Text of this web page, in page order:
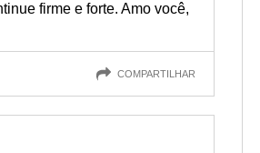
firme e forte. Amo você,
COMPARTILHAR